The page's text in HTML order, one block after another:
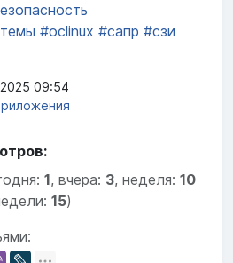
#осlinux #сапр #сзи
09:54
1, вчера: 3, неделя: 10
15)